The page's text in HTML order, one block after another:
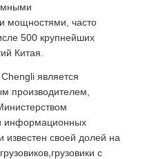
мощностями, часто
500 крупнейших
Китая.
является
производителем,
информационных
известен своей долей на
с